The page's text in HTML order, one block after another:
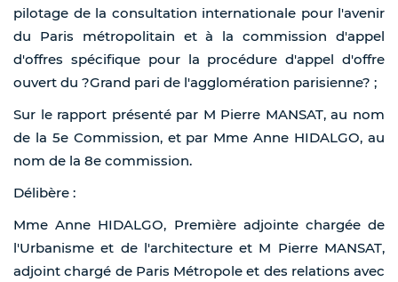
pilotage de la consultation internationale pour l'avenir
du Paris métropolitain et à la commission d'appel
d'offres spécifique pour la procédure d'appel d'offre
ouvert du ?Grand pari de l'agglomération parisienne? ;
Sur le rapport présenté par M Pierre MANSAT, au nom
de la 5e Commission, et par Mme Anne HIDALGO, au
nom de la 8e commission.
Délibère :
Mme Anne HIDALGO, Première adjointe chargée de
l'Urbanisme et de l'architecture et M Pierre MANSAT,
adjoint chargé de Paris Métropole et des relations avec